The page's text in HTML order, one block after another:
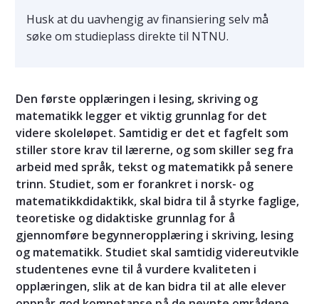
Husk at du uavhengig av finansiering selv må
søke om studieplass direkte til NTNU.
Den første opplæringen i lesing, skriving og
matematikk legger et viktig grunnlag for det
videre skoleløpet. Samtidig er det et fagfelt som
stiller store krav til lærerne, og som skiller seg fra
arbeid med språk, tekst og matematikk på senere
trinn. Studiet, som er forankret i norsk- og
matematikkdidaktikk, skal bidra til å styrke faglige,
teoretiske og didaktiske grunnlag for å
gjennomføre begynneropplæring i skriving, lesing
og matematikk. Studiet skal samtidig videreutvikle
studentenes evne til å vurdere kvaliteten i
opplæringen, slik at de kan bidra til at alle elever